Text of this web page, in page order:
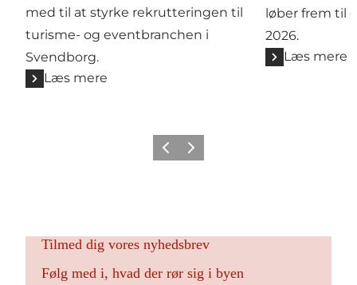
med til at styrke rekrutteringen til
turisme- og eventbranchen i
Svendborg.
Læs mere
løber frem til
2026.
Læs mere
Forrige billede
Næste billede
Tilmed dig vores nyhedsbrev
Følg med i, hvad der rør sig i byen